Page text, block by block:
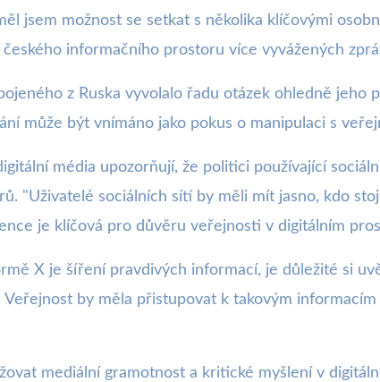
jsem možnost se setkat s několika klíčovými
informačního prostoru více vyvážených
z Ruska vyvolalo řadu otázek ohledně jeho
může být vnímáno jako pokus o manipulaci s
média upozorňují, že politici používající
"Uživatelé sociálních sítí by měli mít jasno, kdo
je klíčová pro důvěru veřejnosti v digitálním
X je šíření pravdivých informací, je důležité si
by měla přistupovat k takovým
mediální gramotnost a kritické myšlení v